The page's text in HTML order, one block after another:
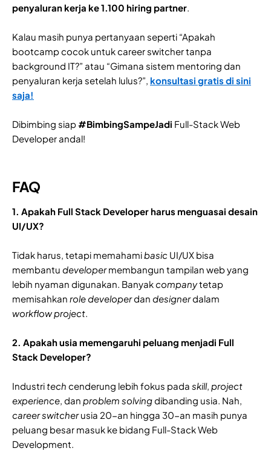
penyaluran kerja ke 1.100 hiring partner.
Kalau masih punya pertanyaan seperti “Apakah
bootcamp cocok untuk career switcher tanpa
background IT?” atau “Gimana sistem mentoring dan
penyaluran kerja setelah lulus?”, konsultasi gratis di sini
saja!
Dibimbing siap #BimbingSampeJadi Full-Stack Web
Developer andal!
FAQ
1. Apakah Full Stack Developer harus menguasai desain
UI/UX?
Tidak harus, tetapi memahamibasic UI/UX bisa
membantu developermembangun tampilan web yang
lebih nyaman digunakan. Banyakcompanytetap
memisahkan role developerdan designerdalam
workflow project.
2. Apakah usia memengaruhi peluang menjadi Full
Stack Developer?
Industri tech cenderung lebih fokus pada skill, project
experience, dan problem solvingdibanding usia. Nah,
career switcherusia 20-an hingga 30-an masih punya
peluang besar masuk ke bidang Full-Stack Web
Development.